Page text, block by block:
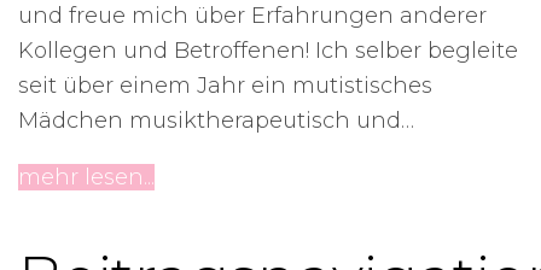
und freue mich über Erfahrungen anderer
Kollegen und Betroffenen! Ich selber begleite
seit über einem Jahr ein mutistisches
Mädchen musiktherapeutisch und…
mehr lesen...